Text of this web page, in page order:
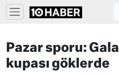
Pazar sporu:
kupası göklerde